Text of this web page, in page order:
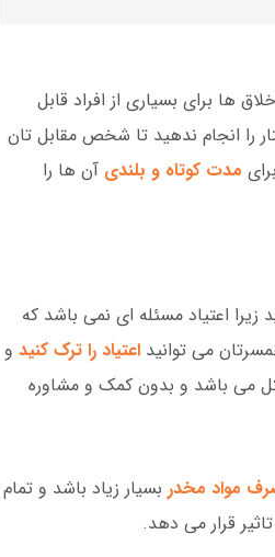
ها برای بسیاری از افراد قابل
را انجام ندهید تا شخص مقابل تان
مدت کوتاه و بلندی آن ها را
زیرا اعتیاد مسئله ای نمی باشد که
می توانید اعتیاد را ترک کنید و
می باشد و بدون کمک و مشاوره
مواد مخدر بسیار زیاد باشد و تمام
قرار می دهد.